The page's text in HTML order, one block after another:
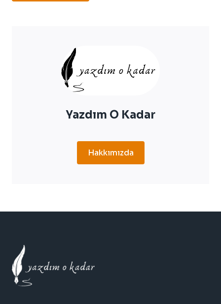
Yazdım O Kadar
Hakkımızda